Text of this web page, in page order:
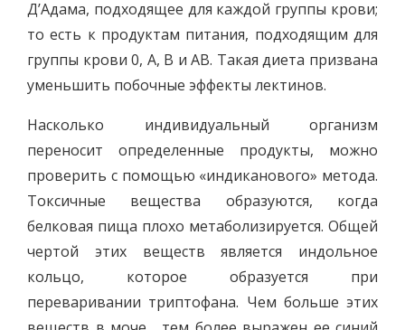
Д’Адама, подходящее для каждой группы крови;
то есть к продуктам питания, подходящим для
группы крови 0, A, B и AB. Такая диета призвана
уменьшить побочные эффекты лектинов.
Насколько индивидуальный организм
переносит определенные продукты, можно
проверить с помощью «индиканового» метода.
Токсичные вещества образуются, когда
белковая пища плохо метаболизируется. Общей
чертой этих веществ является индольное
кольцо, которое образуется при
переваривании триптофана. Чем больше этих